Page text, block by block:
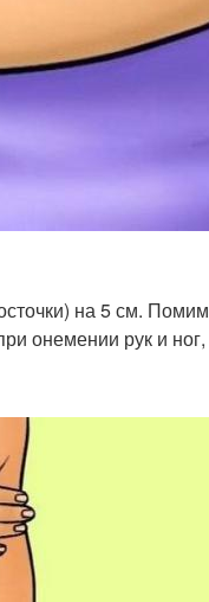
на 5 см.
онемении рук и